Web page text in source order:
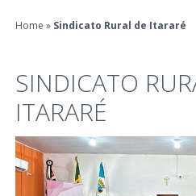
Home » Sindicato Rural de Itararé
SINDICATO
ITARARÉ